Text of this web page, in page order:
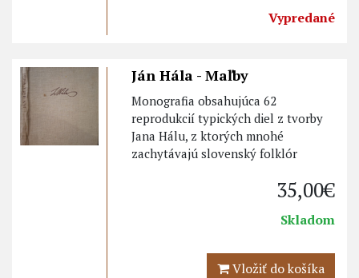
Vypredané
Ján Hála - Maľby
Monografia obsahujúca 62
reprodukcií typických diel z tvorby
Jana Hálu, z ktorých mnohé
zachytávajú slovenský folklór
35,00€
Skladom
Vložiť do košíka